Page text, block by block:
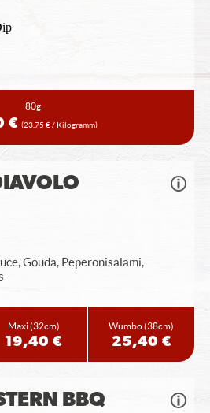
80g
€ (23,75 € / Kilogramm)
Gouda, Peperonisalami,
Maxi(32cm)
19,40 €
Wumbo(38cm)
25,40 €
BBQ